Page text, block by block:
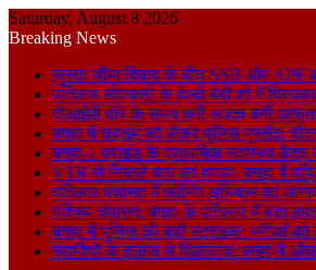
Saturday, August 8 2026
Breaking News
सुस्ता सीमा विवाद के बीच SSB और
पतिलार सीएचसी के हेल्दी बेबी शो में
वीआईपी दौरे के समय बनी सड़क बनी आफत,
बगहा में चहलूम को लेकर पुलिस मुस्तैद:
बगहा-1 प्रखंड के प्राथमिक स्वास्थ्य केंद्र में
VTR से निकले बाघ का हमला, बगहा में
पतिलार पंचायत में फॉगिंग अभियान का
पश्चिम चंपारण: बगहा के पतिलार में बड़ा
बगहा में पुलिस की बड़ी स्ट्राइक: मरीजों
ग्रामीणों के इलाज से खिलवाड़: बगहा में औचक